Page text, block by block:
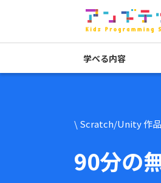
学べる内容
\ Scratch/Unity 作
90分の